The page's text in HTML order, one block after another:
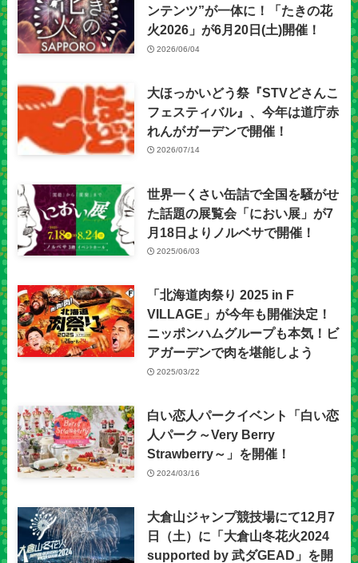
ンテンツ”が一体に！「たきの花
火2026」が6月20日(土)開催！
2026/06/04
大ほっかいどう祭『STVどさんこ
フェスティバル』、今年は道庁赤
れんがガーデンで開催！
2026/07/14
世界一くさい缶詰で全国を騒がせ
た話題の展覧会「におい展」が7
月18日よりノルベサで開催！
2025/06/03
「北海道肉祭り 2025 in F
VILLAGE」が今年も開催決定！
ニッポンハムグループも本気！ビ
アガーデンで肉を堪能しよう
2025/03/22
白い恋人パークイベント「白い恋
人パーク～Very Berry
Strawberry～」を開催！
2024/03/16
大倉山ジャンプ競技場にて12月7
日（土）に「大倉山冬花火2024
supported by 武ダGEAD」を開